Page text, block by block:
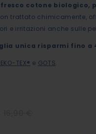
cotone biologico,
trattato chimicamente,
e irritazioni anche sulle
unica risparmi fino a
TEX® e GOTS.